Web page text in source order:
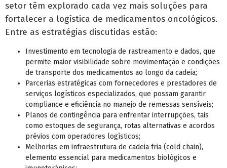
setor têm explorado cada vez mais soluções para
fortalecer a logística de medicamentos oncológicos.
Entre as estratégias discutidas estão:
Investimento em tecnologia de rastreamento e dados, que
permite maior visibilidade sobre movimentação e condições
de transporte dos medicamentos ao longo da cadeia;
Parcerias estratégicas com fornecedores e prestadores de
serviços logísticos especializados, que possam garantir
compliance e eficiência no manejo de remessas sensíveis;
Planos de contingência para enfrentar interrupções, tais
como estoques de segurança, rotas alternativas e acordos
prévios com operadores logísticos;
Melhorias em infraestrutura de cadeia fria (cold chain),
elemento essencial para medicamentos biológicos e